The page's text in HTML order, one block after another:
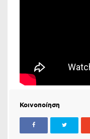
Κοινοποίηση